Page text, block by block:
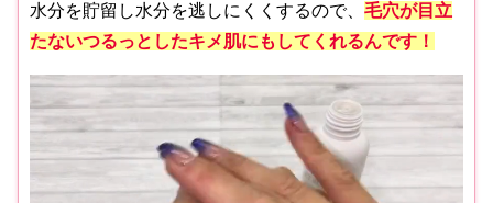
水分を貯留し水分を逃しにくくするので、 毛穴が目立
たないつるっとしたキメ肌にもしてくれるんです！